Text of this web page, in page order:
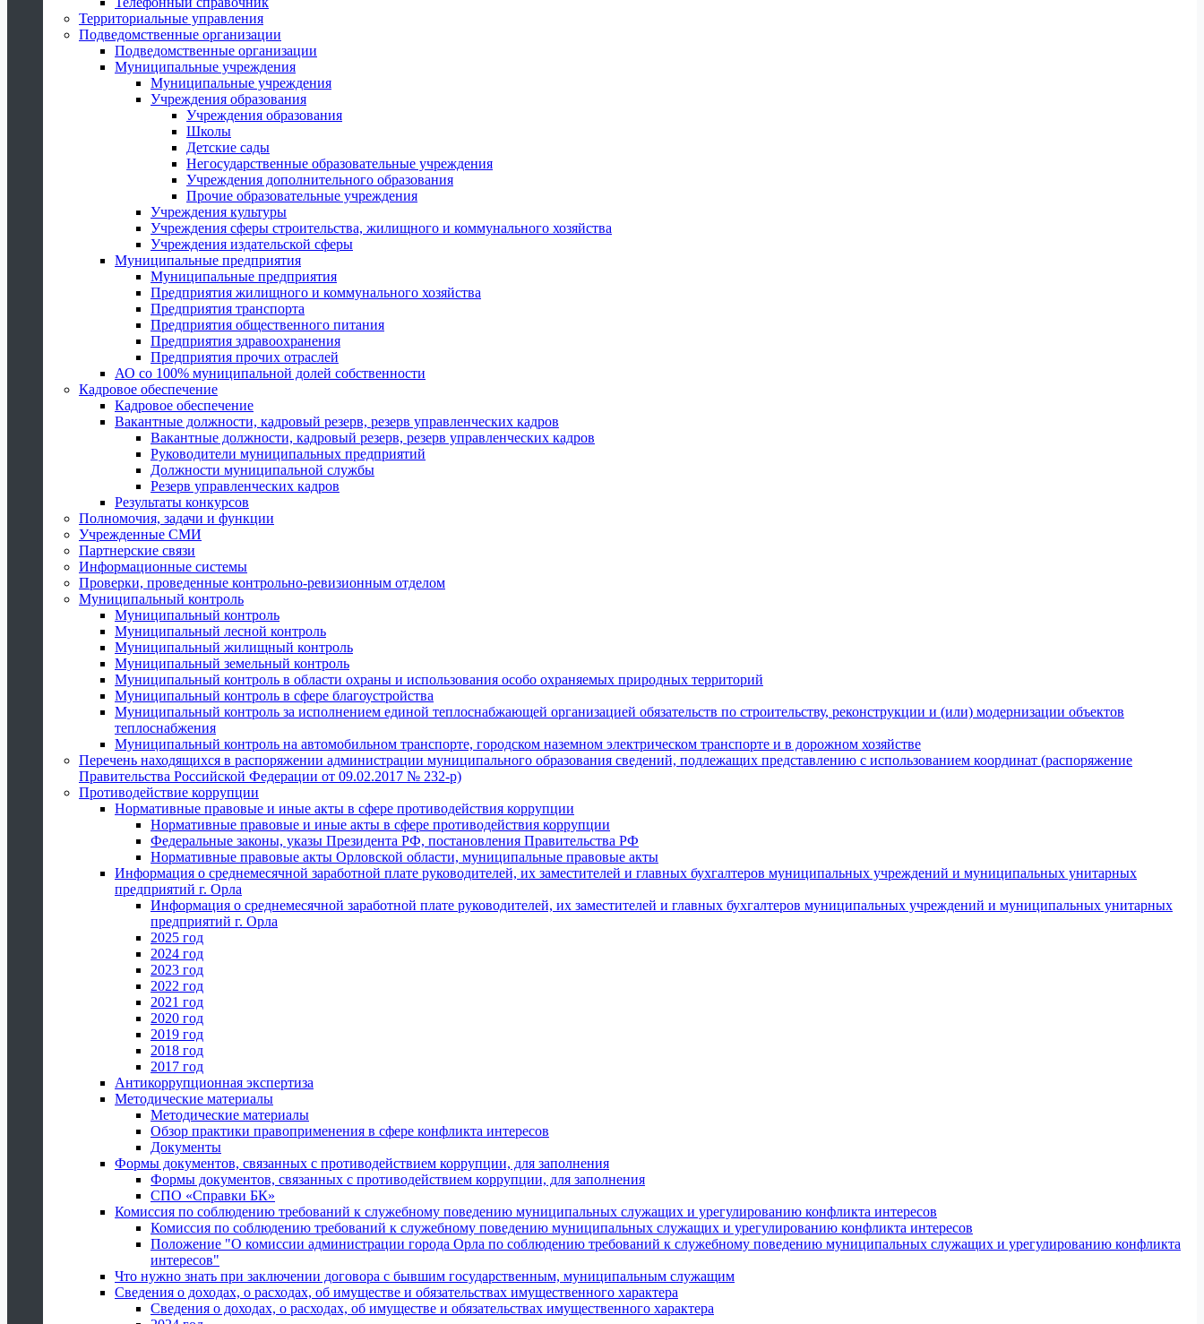
Территориальные управления
Подведомственные организации
Подведомственные организации
Муниципальные учреждения
Муниципальные учреждения
Учреждения образования
Учреждения образования
Школы
Детские сады
Негосударственные образовательные учреждения
Учреждения дополнительного образования
Прочие образовательные учреждения
Учреждения культуры
Учреждения сферы строительства, жилищного и коммунального хозяйства
Учреждения издательской сферы
Муниципальные предприятия
Муниципальные предприятия
Предприятия жилищного и коммунального хозяйства
Предприятия транспорта
Предприятия общественного питания
Предприятия здравоохранения
Предприятия прочих отраслей
АО со 100% муниципальной долей собственности
Кадровое обеспечение
Кадровое обеспечение
Вакантные должности, кадровый резерв, резерв управленческих кадров
Вакантные должности, кадровый резерв, резерв управленческих кадров
Руководители муниципальных предприятий
Должности муниципальной службы
Резерв управленческих кадров
Результаты конкурсов
Полномочия, задачи и функции
Учрежденные СМИ
Партнерские связи
Информационные системы
Проверки, проведенные контрольно-ревизионным отделом
Муниципальный контроль
Муниципальный контроль
Муниципальный лесной контроль
Муниципальный жилищный контроль
Муниципальный земельный контроль
Муниципальный контроль в области охраны и использования особо охраняемых природных территорий
Муниципальный контроль в сфере благоустройства
Муниципальный контроль за исполнением единой теплоснабжающей организацией обязательств по строительству, реконструкции и (или) модернизации объектов
теплоснабжения
Муниципальный контроль на автомобильном транспорте, городском наземном электрическом транспорте и в дорожном хозяйстве
Перечень находящихся в распоряжении администрации муниципального образования сведений, подлежащих представлению с использованием координат (распоряжение
Правительства Российской Федерации от 09.02.2017 № 232-р)
Противодействие коррупции
Нормативные правовые и иные акты в сфере противодействия коррупции
Нормативные правовые и иные акты в сфере противодействия коррупции
Федеральные законы, указы Президента РФ, постановления Правительства РФ
Нормативные правовые акты Орловской области, муниципальные правовые акты
Информация о среднемесячной заработной плате руководителей, их заместителей и главных бухгалтеров муниципальных учреждений и муниципальных унитарных
предприятий г. Орла
Информация о среднемесячной заработной плате руководителей, их заместителей и главных бухгалтеров муниципальных учреждений и муниципальных унитарных
предприятий г. Орла
2025 год
2024 год
2023 год
2022 год
2021 год
2020 год
2019 год
2018 год
2017 год
Антикоррупционная экспертиза
Методические материалы
Методические материалы
Обзор практики правоприменения в сфере конфликта интересов
Документы
Формы документов, связанных с противодействием коррупции, для заполнения
Формы документов, связанных с противодействием коррупции, для заполнения
СПО «Справки БК»
Комиссия по соблюдению требований к служебному поведению муниципальных служащих и урегулированию конфликта интересов
Комиссия по соблюдению требований к служебному поведению муниципальных служащих и урегулированию конфликта интересов
Положение "О комиссии администрации города Орла по соблюдению требований к служебному поведению муниципальных служащих и урегулированию конфликта
интересов"
Что нужно знать при заключении договора с бывшим государственным, муниципальным служащим
Сведения о доходах, о расходах, об имуществе и обязательствах имущественного характера
Сведения о доходах, о расходах, об имуществе и обязательствах имущественного характера